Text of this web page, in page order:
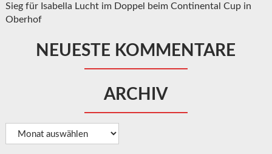
Sieg für Isabella Lucht im Doppel beim Continental Cup in
Oberhof
NEUESTE KOMMENTARE
ARCHIV
Archiv